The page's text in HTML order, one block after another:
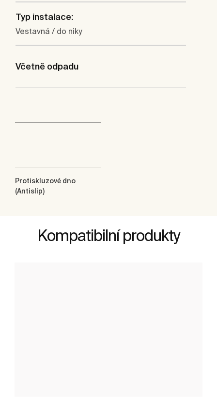
Typ instalace:
Vestavná / do niky
Včetně odpadu
Protiskluzové dno
(Antislip)
Kompatibilní produkty